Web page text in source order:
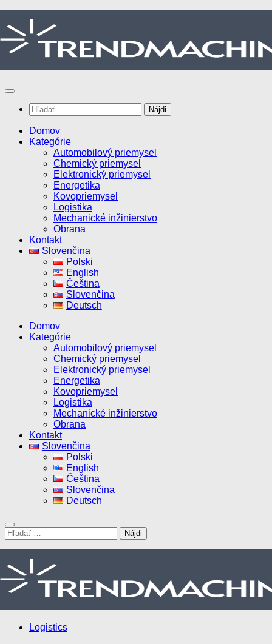
na
obsah
Hľadať:
Domov
Kategórie
Automobilový priemysel
Chemický priemysel
Elektronický priemysel
Energetika
Kovopriemysel
Logistika
Mechanické inžinierstvo
Obrana
Kontakt
Slovenčina
Polski
English
Čeština
Slovenčina
Deutsch
Domov
Kategórie
Automobilový priemysel
Chemický priemysel
Elektronický priemysel
Energetika
Kovopriemysel
Logistika
Mechanické inžinierstvo
Obrana
Kontakt
Slovenčina
Polski
English
Čeština
Slovenčina
Deutsch
Hľadať:
Logistics